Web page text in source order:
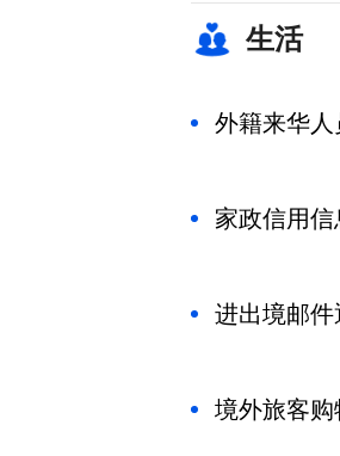
生活
外籍来华人
家政信用信
进出境邮件
境外旅客购